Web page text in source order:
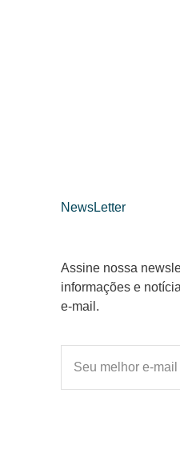
NewsLetter
Assine nossa
informações e
e-mail.